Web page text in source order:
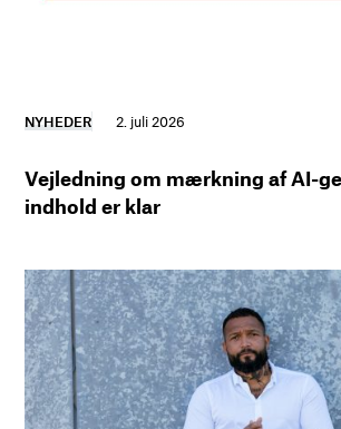
NYHEDER 2. juli 2026
Vejledning om mærkning af AI-
indhold er klar